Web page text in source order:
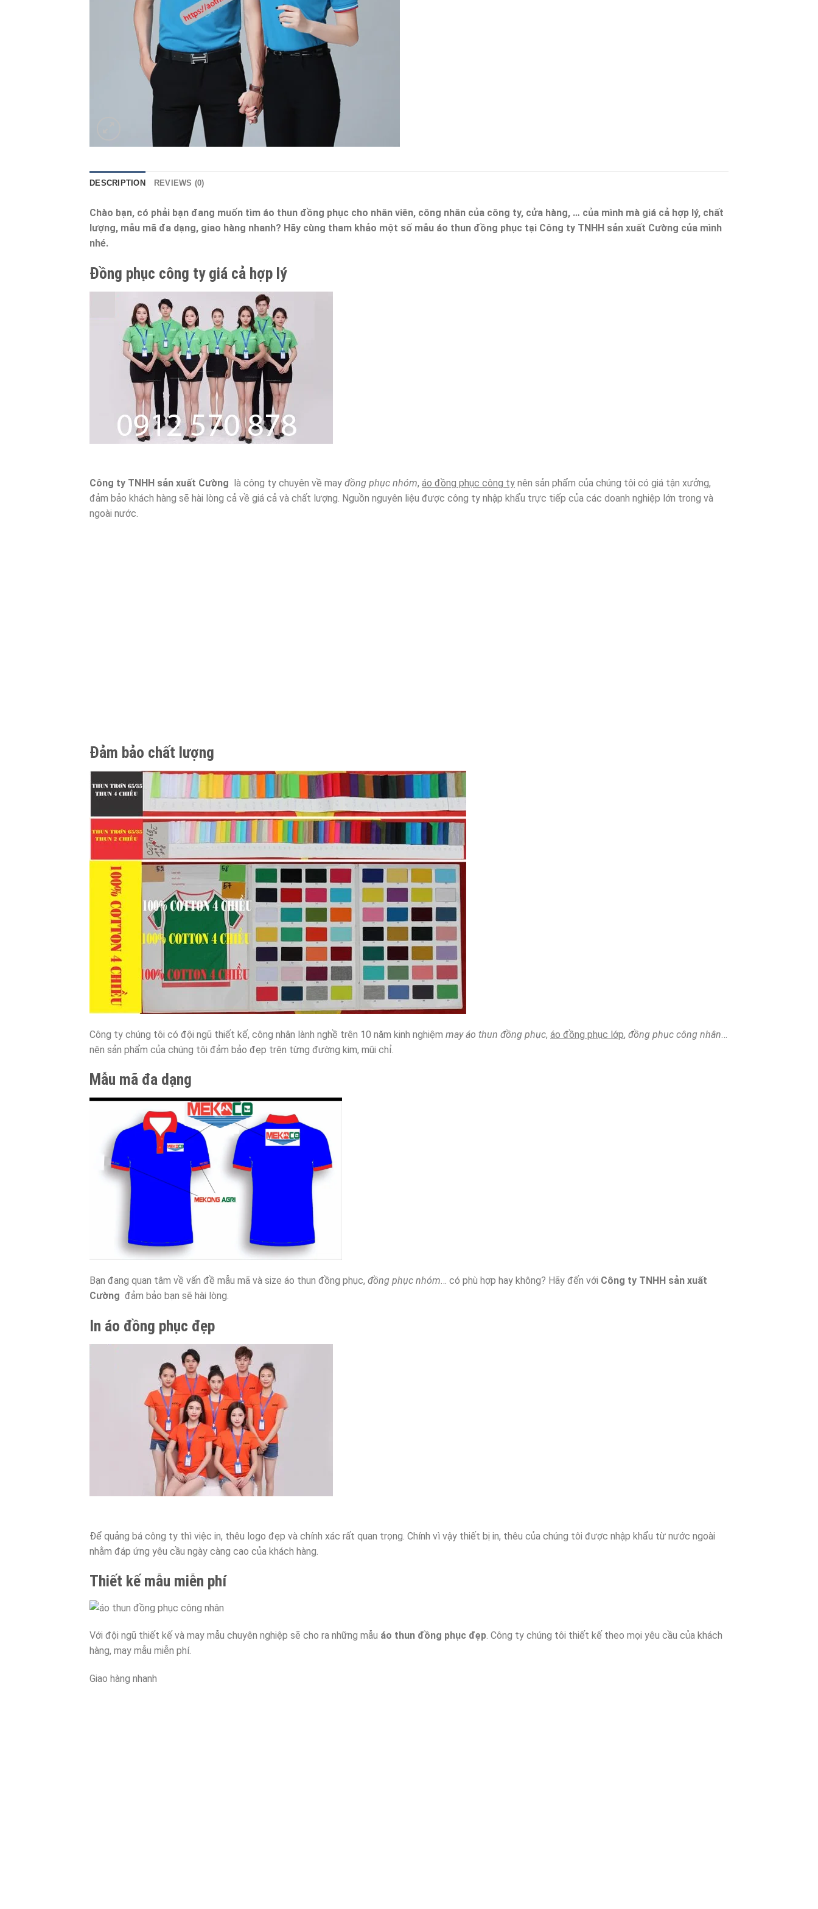
DESCRIPTION REVIEWS (0)
Chào bạn, có phải bạn đang muốn tìm áo thun đồng phục cho nhân viên, công nhân của công ty, cửa hàng, … của mình mà giá cả hợp lý, chất
lượng, mẫu mã đa dạng, giao hàng nhanh? Hãy cùng tham khảo một số mẫu áo thun đồng phục tại Công ty TNHH sản xuất Cường của mình
nhé.
Đồng phục công ty giá cả hợp lý
Công ty TNHH sản xuất Cường là công ty chuyên về may đồng phục nhóm, áo đồng phục công ty nên sản phẩm của chúng tôi có giá tận xưởng,
đảm bảo khách hàng sẽ hài lòng cả về giá cả và chất lượng. Nguồn nguyên liệu được công ty nhập khẩu trực tiếp của các doanh nghiệp lớn trong và
ngoài nước.
Đảm bảo chất lượng
Công ty chúng tôi có đội ngũ thiết kế, công nhân lành nghề trên 10 năm kinh nghiệm may áo thun đồng phục, áo đồng phục lớp, đồng phục công nhân
nên sản phẩm của chúng tôi đảm bảo đẹp trên từng đường kim, mũi chỉ.
Mẫu mã đa dạng
Bạn đang quan tâm về vấn đề mẫu mã và size áo thun đồng phục, đồng phục nhóm… có phù hợp hay không? Hãy đến với Công ty TNHH sản xuất
Cường đảm bảo bạn sẽ hài lòng.
In áo đồng phục đẹp
Để quảng bá công ty thì việc in, thêu logo đẹp và chính xác rất quan trọng. Chính vì vậy thiết bị in, thêu của chúng tôi được nhập khẩu từ nước ngoài
nhằm đáp ứng yêu cầu ngày càng cao của khách hàng.
Thiết kế mẫu miễn phí
Với đội ngũ thiết kế và may mẫu chuyên nghiệp sẽ cho ra những mẫu áo thun đồng phục đẹp. Công ty chúng tôi thiết kế theo mọi yêu cầu của khách
hàng, may mẫu miễn phí.
Giao hàng nhanh